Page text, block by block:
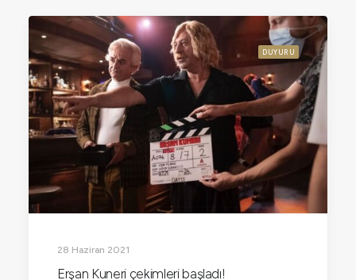
DUYURU
28 Haziran 2021
Erşan Kuneri çekimleri başladı!